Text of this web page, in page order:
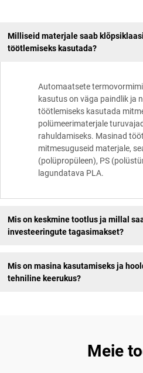
Milliseid materjale saab
töötlemiseks kasutada?
Automaatsete
kasutus on väga paindlik ja
töötlemiseks kasutada
polümeerimaterjale
rahuldamiseks. Masinad
mitmesuguseid materjale,
(polüpropüleen), PS
lagundatava PLA.
Mis on keskmine tootlus ja millal
investeeringute tagasimakset?
Mis on masina kasutamiseks ja
tehniline keerukus?
Meie